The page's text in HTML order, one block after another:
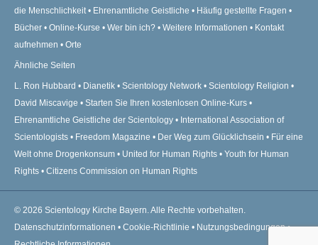
die Menschlichkeit
Ehrenamtliche Geistliche
Häufig gestellte Fragen
Bücher
Online-Kurse Wer bin ich? Weitere Informationen
Kontakt
aufnehmen
Orte
Ähnliche Seiten
L. Ron Hubbard Dianetik Scientology Network
Scientology Religion
David Miscavige
Starten Sie Ihren kostenlosen Online-Kurs
Ehrenamtliche Geistliche der Scientology
International Association of
Scientologists
Freedom Magazine Der Weg zum Glücklichsein
Für eine
Welt ohne Drogenkonsum
United for Human Rights
Youth for Human
Rights
Citizens Commission on Human Rights
© 2026 Scientology Kirche Bayern.Alle Rechte vorbehalten.
Datenschutzinformationen • Cookie-Richtlinie • Nutzungsbedingungen•